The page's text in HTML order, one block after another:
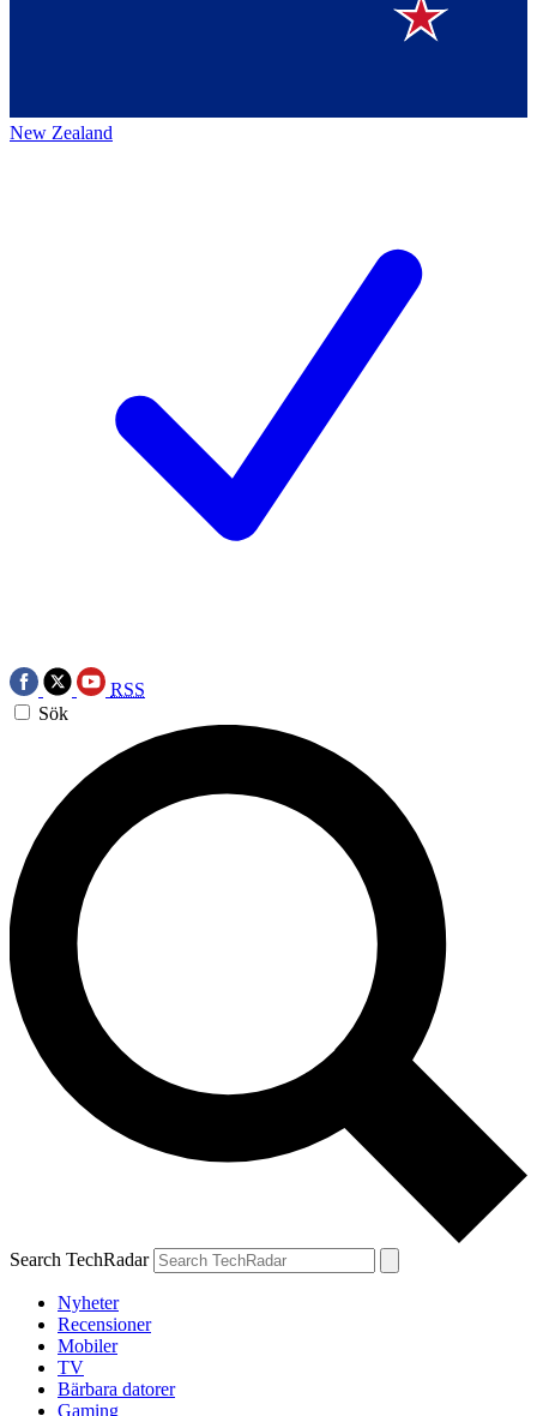
New Zealand
RSS
Sök
Search TechRadar
Nyheter
Recensioner
Mobiler
TV
Bärbara datorer
Gaming